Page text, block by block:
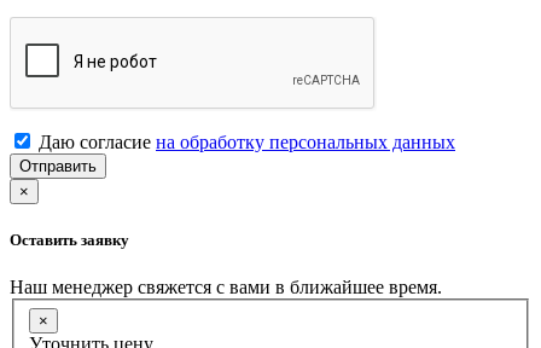
Даю согласие на обработку персональных данных
Отправить
×
Оставить заявку
Наш менеджер свяжется с вами в ближайшее время.
×
Уточнить цену